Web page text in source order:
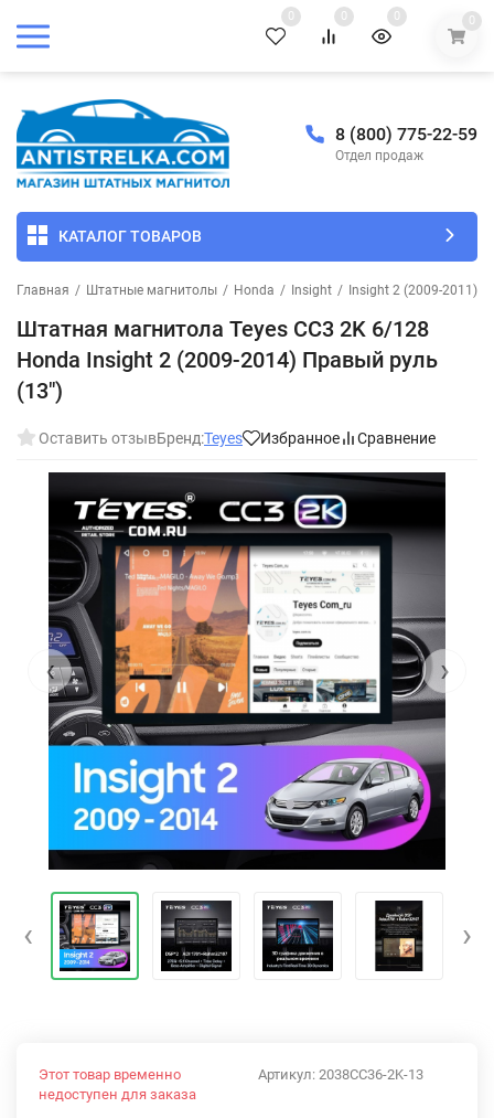
0 0 0 0
8 (800) 775-22-59
Отдел продаж
КАТАЛОГ ТОВАРОВ
Главная / Штатные магнитолы / Honda / Insight / Insight 2 (2009-2011)
Штатная магнитола Teyes CC3 2K 6/128
Honda Insight 2 (2009-2014) Правый руль
(13")
Оставить отзывБренд:Teyes Избранное Сравнение
‹ ›
‹ ›
Артикул: 2038CC36-2K-13
Этот товар временно
недоступен для заказа